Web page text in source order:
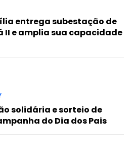
sit
tortor
entrega subestação de
II e amplia sua capacidade
solidária e sorteio de
do Dia dos Pais